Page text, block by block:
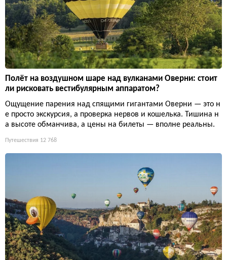
Полёт на воздушном шаре над вулканами Оверни: стоит
ли рисковать вестибулярным аппаратом?
Ощущение парения над спящими гигантами Оверни — это н
е просто экскурсия, а проверка нервов и кошелька. Тишина н
а высоте обманчива, а цены на билеты — вполне реальны.
Путешествия 12 768